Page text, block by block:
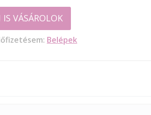
IS VÁSÁROLOK
Belépek